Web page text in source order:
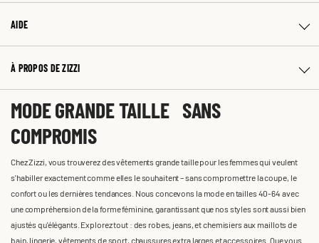
AIDE
À PROPOS DE ZIZZI
MODE GRANDE TAILLE SANS
COMPROMIS
Chez Zizzi, vous trouverez des vêtements grande taille pour les femmes qui veulent
s'habiller exactement comme elles le souhaitent – sans compromettre la coupe, le
confort ou les dernières tendances. Nous concevons la mode en tailles 40-64 avec
une compréhension de la forme féminine, garantissant que nos styles sont aussi bien
ajustés qu'élégants. Explorez tout : des robes, jeans, et chemisiers aux maillots de
bain, lingerie, vêtements de sport, chaussures extra larges et accessoires. Que vous